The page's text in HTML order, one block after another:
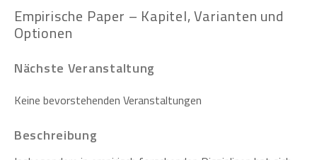
Empirische Paper – Kapitel, Varianten und
Optionen
Nächste Veranstaltung
Keine bevorstehenden Veranstaltungen
Beschreibung